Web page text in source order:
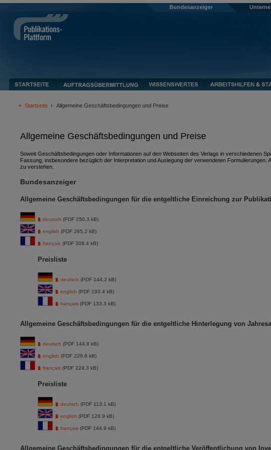
Bundesanzeiger
Startseite Allgemeine Geschäftsbedingungen und Preise
Allgemeine Geschäftsbedingungen und Preise
Soweit Geschäftsbedingungen oder Informationen auf den Webseiten des Verlags in verschiedenen
Fassung, insbesondere bezüglich der Interpretation und Auslegung der verwendeten
zu verstehen.
Bundesanzeiger
Allgemeine Geschäftsbedingungen für die entgeltliche Einreichung zur
deutsch (PDF 250,3 kB)
english (PDF 265.2 kB)
français (PDF 308,4 kB)
Preisliste
deutsch (PDF 144,2 kB)
english (PDF 193.4 kB)
français (PDF 133,3 kB)
Allgemeine Geschäftsbedingungen für die entgeltliche Hinterlegung von
deutsch (PDF 144,8 kB)
english (PDF 228.6 kB)
français (PDF 229,3 kB)
Preisliste
deutsch (PDF 113,1 kB)
english (PDF 128.9 kB)
français (PDF 144,9 kB)
Allgemeine Geschäftsbedingungen für die entgeltliche Veröffentlichung von